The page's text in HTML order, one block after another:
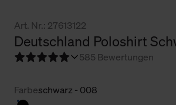
Art. Nr.: 27613122
Deutschland Poloshirt
585 Bewertungen
Farbeschwarz - 008